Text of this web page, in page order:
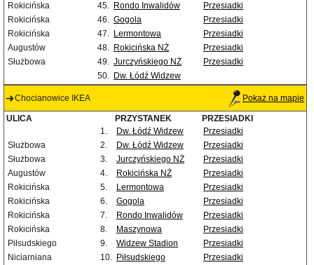
Rokicińska
45. Rondo Inwalidów
Przesiadki
Rokicińska
46. Gogola
Przesiadki
Rokicińska
47. Lermontowa
Przesiadki
Augustów
48. Rokicińska NŻ
Przesiadki
Służbowa
49. Jurczyńskiego NŻ
Przesiadki
50. Dw. Łódź Widzew
Chocianowice IKEA Pokaż na mapie
ULICA PRZYSTANEK
PRZESIADKI
1.
Dw. Łódź Widzew
Przesiadki
Służbowa
2. Dw. Łódź Widzew
Przesiadki
Służbowa
3. Jurczyńskiego NŻ
Przesiadki
Augustów
4. Rokicińska NŻ
Przesiadki
Rokicińska
5. Lermontowa
Przesiadki
Rokicińska
6. Gogola
Przesiadki
Rokicińska
7. Rondo Inwalidów
Przesiadki
Rokicińska
8. Maszynowa
Przesiadki
Piłsudskiego
9. Widzew Stadion
Przesiadki
Niciarniana
10. Piłsudskiego
Przesiadki